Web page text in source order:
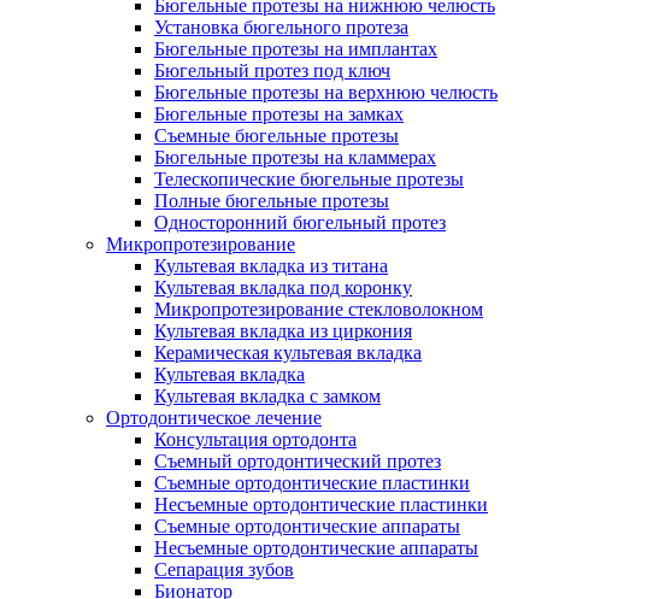
Бюгельные протезы на нижнюю челюсть
Установка бюгельного протеза
Бюгельные протезы на имплантах
Бюгельный протез под ключ
Бюгельные протезы на верхнюю челюсть
Бюгельные протезы на замках
Съемные бюгельные протезы
Бюгельные протезы на кламмерах
Телескопические бюгельные протезы
Полные бюгельные протезы
Односторонний бюгельный протез
Микропротезирование
Культевая вкладка из титана
Культевая вкладка под коронку
Микропротезирование стекловолокном
Культевая вкладка из циркония
Керамическая культевая вкладка
Культевая вкладка
Культевая вкладка с замком
Ортодонтическое лечение
Консультация ортодонта
Съемный ортодонтический протез
Съемные ортодонтические пластинки
Несъемные ортодонтические пластинки
Съемные ортодонтические аппараты
Несъемные ортодонтические аппараты
Сепарация зубов
Бионатор